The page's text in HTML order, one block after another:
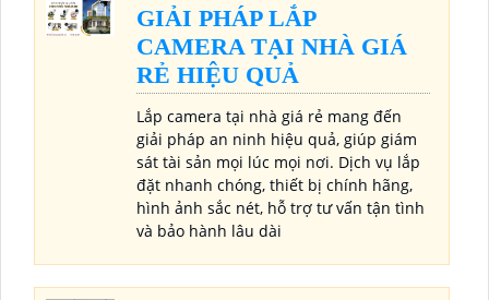
GIẢI PHÁP LẮP
CAMERA TẠI NHÀ GIÁ
RẺ HIỆU QUẢ
Lắp camera tại nhà giá rẻ mang đến
giải pháp an ninh hiệu quả, giúp giám
sát tài sản mọi lúc mọi nơi. Dịch vụ lắp
đặt nhanh chóng, thiết bị chính hãng,
hình ảnh sắc nét, hỗ trợ tư vấn tận tình
và bảo hành lâu dài